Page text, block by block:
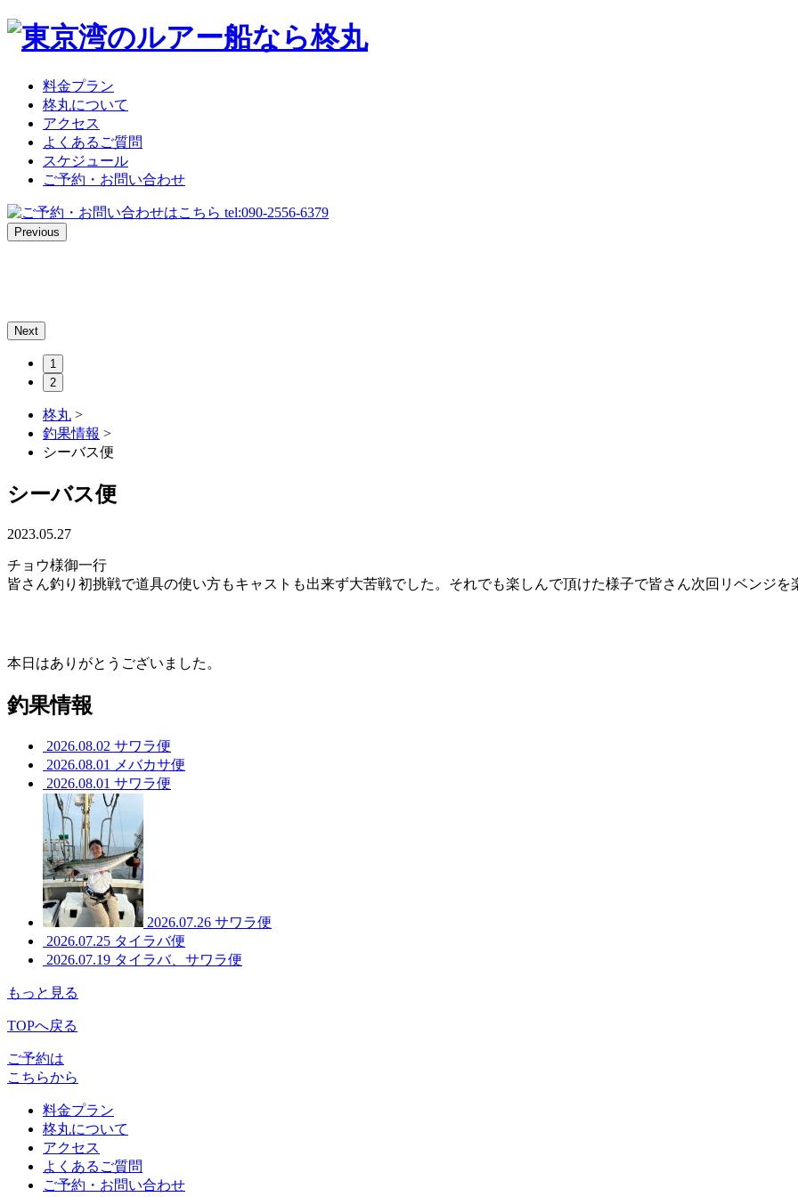
料金プラン
柊丸について
アクセス
よくあるご質問
スケジュール
ご予約・お問い合わせ
Previous
Next
1
2
柊丸 >
釣果情報 >
シーバス便
シーバス便
2023.05.27
チョウ様御一行
皆さん釣り初挑戦で道具の使い方もキャストも出来ず大苦戦でした。それでも楽しんで頂けた様子で皆さん次回リベンジを
本日はありがとうございました。
釣果情報
2026.08.02 サワラ便
2026.08.01
メバカサ便
2026.08.01 サワラ便
2026.07.26 サワラ便
2026.07.25 タイラバ便
2026.07.19 タイラバ、サワラ便
もっと見る
TOPへ戻る
ご予約は
こちらから
料金プラン
柊丸について
アクセス
よくあるご質問
ご予約・お問い合わせ